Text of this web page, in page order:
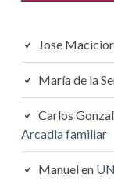
Jose Macicior
María de la
Carlos
Arcadia familiar
Manuelen